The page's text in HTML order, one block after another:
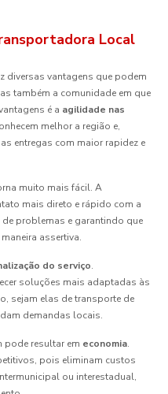
Local
vantagens que podem
também a comunidade em que
é a agilidade nas
melhor a região e,
entregas com maior rapidez e
muito mais fácil. A
mais direto e rápido com a
problemas e garantindo que
assertiva.
do serviço.
soluções mais adaptadas às
sejam elas de transporte de
demandas locais.
resultar em economia.
pois eliminam custos
ou interestadual,